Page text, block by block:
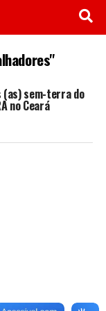
(as) sem-terra do
no Ceará